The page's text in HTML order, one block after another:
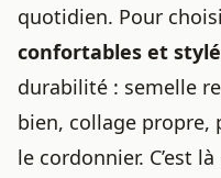
quotidien. Pour
confortables et
durabilité : semelle
bien, collage propre,
le cordonnier. C’est